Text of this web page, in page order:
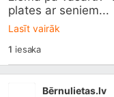
plates ar seniem...
Lasīt vairāk
1 iesaka
Bērnulietas.lv